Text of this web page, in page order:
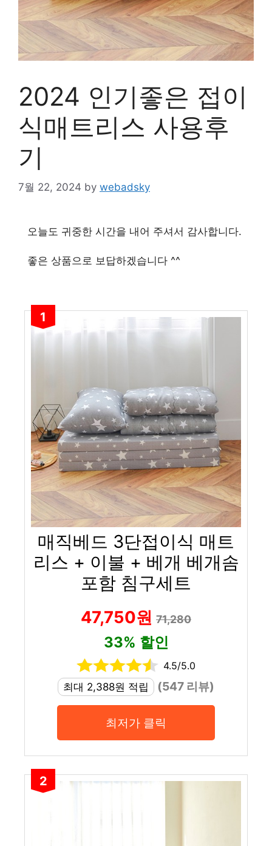
2024 인기좋은 접이
식매트리스 사용후
기
7월 22, 2024 by webadsky
오늘도 귀중한 시간을 내어 주셔서 감사합니다.
좋은 상품으로 보답하겠습니다 ^^
1
매직베드 3단접이식 매트
리스 + 이불 + 베개 베개솜
포함 침구세트
47,750원 71,280
33% 할인
4.5/5.0
최대 2,388원 적립
(547 리뷰)
최저가 클릭
2